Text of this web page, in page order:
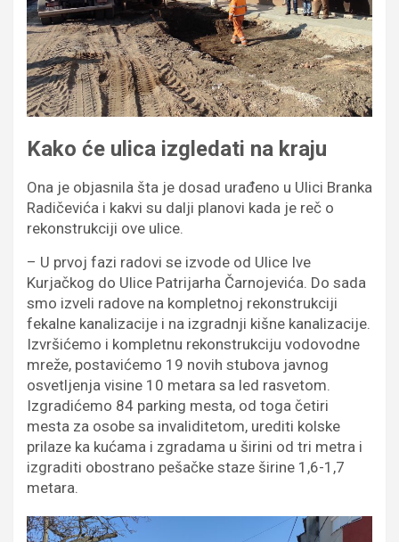
Kako će ulica izgledati na kraju
Ona je objasnila šta je dosad urađeno u Ulici Branka
Radičevića i kakvi su dalji planovi kada je reč o
rekonstrukciji ove ulice.
– U prvoj fazi radovi se izvode od Ulice Ive
Kurjačkog do Ulice Patrijarha Čarnojevića. Do sada
smo izveli radove na kompletnoj rekonstrukciji
fekalne kanalizacije i na izgradnji kišne kanalizacije.
Izvršićemo i kompletnu rekonstrukciju vodovodne
mreže, postavićemo 19 novih stubova javnog
osvetljenja visine 10 metara sa led rasvetom.
Izgradićemo 84 parking mesta, od toga četiri
mesta za osobe sa invaliditetom, urediti kolske
prilaze ka kućama i zgradama u širini od tri metra i
izgraditi obostrano pešačke staze širine 1,6-1,7
metara.